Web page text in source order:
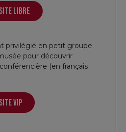
avoir connu le succès de
de vivre de sa
inspirée
LIBRE
privilégié en petit groupe
pour découvrir
(en français
VIP